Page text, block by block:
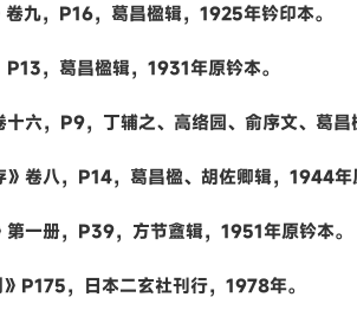
九，P16，葛昌楹辑，1925年钤印本。
，葛昌楹辑，1931年原钤本。
六，P9，丁辅之、高络园、俞序文、葛昌
卷八，P14，葛昌楹、胡佐卿辑，1944年
一册，P39，方节盦辑，1951年原钤本。
P175，日本二玄社刊行，1978年。